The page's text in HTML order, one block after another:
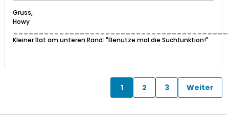
Gruss,
Howy
Kleiner Rat am unteren Rand: "Benutze mal die Suchfunktion!"
1 2 3 Weiter